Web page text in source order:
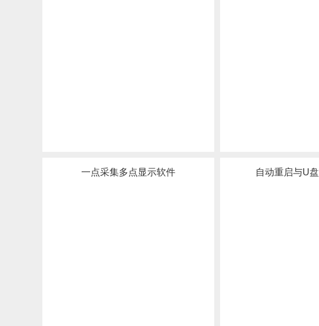
一点采集多点显示软件 自动重启与U